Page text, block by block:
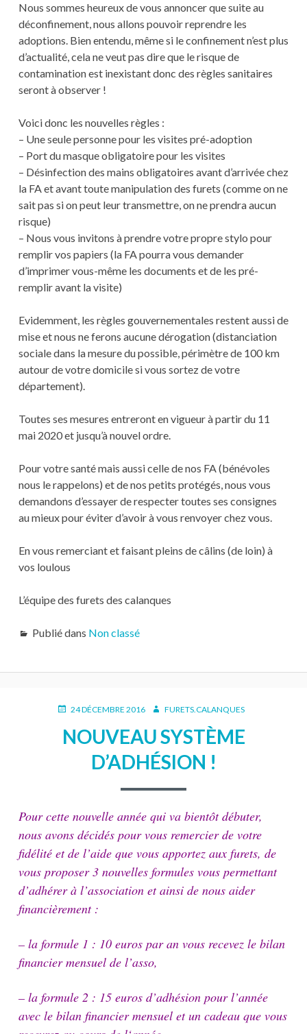
Nous sommes heureux de vous annoncer que suite au
déconfinement, nous allons pouvoir reprendre les
adoptions. Bien entendu, même si le confinement n’est plus
d’actualité, cela ne veut pas dire que le risque de
contamination est inexistant donc des règles sanitaires
seront à observer !
Voici donc les nouvelles règles :
– Une seule personne pour les visites pré-adoption
– Port du masque obligatoire pour les visites
– Désinfection des mains obligatoires avant d’arrivée chez
la FA et avant toute manipulation des furets (comme on ne
sait pas si on peut leur transmettre, on ne prendra aucun
risque)
– Nous vous invitons à prendre votre propre stylo pour
remplir vos papiers (la FA pourra vous demander
d’imprimer vous-même les documents et de les pré-
remplir avant la visite)
Evidemment, les règles gouvernementales restent aussi de
mise et nous ne ferons aucune dérogation (distanciation
sociale dans la mesure du possible, périmètre de 100 km
autour de votre domicile si vous sortez de votre
département).
Toutes ses mesures entreront en vigueur à partir du 11
mai 2020 et jusqu’à nouvel ordre.
Pour votre santé mais aussi celle de nos FA (bénévoles
nous le rappelons) et de nos petits protégés, nous vous
demandons d’essayer de respecter toutes ses consignes
au mieux pour éviter d’avoir à vous renvoyer chez vous.
En vous remerciant et faisant pleins de câlins (de loin) à
vos loulous
L’équipe des furets des calanques
Publié dans Non classé
PUBLIÉ24 DÉCEMBRE 2016 AUTEUR
FURETS.CALANQUES
NOUVEAU SYSTÈME
D’ADHÉSION !
Pour cette nouvelle année qui va bientôt débuter,
nous avons décidés pour vous remercier de votre
fidélité et de l’aide que vous apportez aux furets, de
vous proposer 3 nouvelles formules vous permettant
d’adhérer à l’association et ainsi de nous aider
financièrement :
– la formule 1 : 10 euros par an vous recevez le bilan
financier mensuel de l’asso,
– la formule 2 : 15 euros d’adhésion pour l’année
avec le bilan financier mensuel et un cadeau que vous